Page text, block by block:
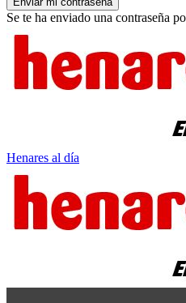
Se te ha enviado una contraseña
Henares al día